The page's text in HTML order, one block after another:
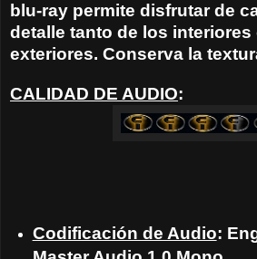
blu-ray permite disfrutar de
detalle tanto de los interiores
exteriores. Conserva la
CALIDAD DE AUDIO:
Codificación de Audio: